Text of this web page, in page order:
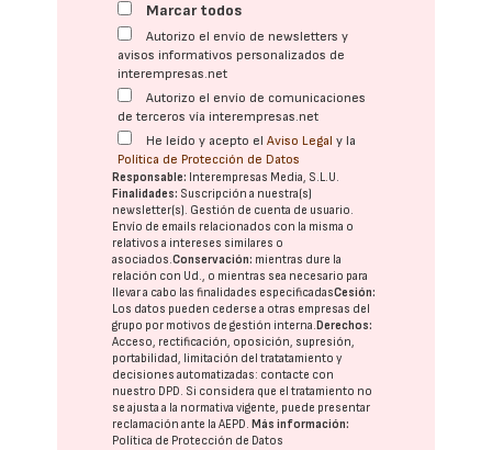
Marcar todos
Autorizo el envío de newsletters y
avisos informativos personalizados de
interempresas.net
Autorizo el envío de comunicaciones
de terceros vía interempresas.net
He leído y acepto elAviso Legal y la
Política de Protección de Datos
Responsable: Interempresas Media, S.L.U.
Finalidades: Suscripción a nuestra(s)
newsletter(s). Gestión de cuenta de usuario.
Envío de emails relacionados con la misma o
relativos a intereses similares o
asociados.Conservación: mientras dure la
relación con Ud., o mientras sea necesario para
llevar a cabo las finalidades especificadasCesión:
Los datos pueden cederse a otras empresas del
grupo por motivos de gestión interna. Derechos:
Acceso, rectificación, oposición, supresión,
portabilidad, limitación del tratatamiento y
decisiones automatizadas: contacte con
nuestro DPD. Si considera que el tratamiento no
se ajusta a la normativa vigente, puede presentar
reclamación ante laAEPD. Más información:
Política de Protección de Datos